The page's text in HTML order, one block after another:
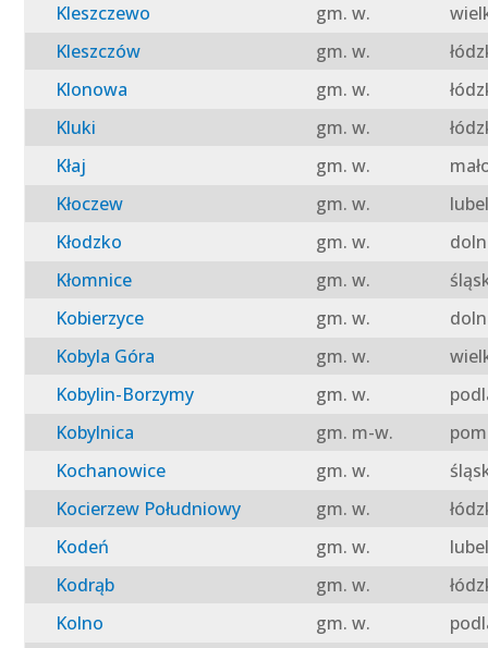
Kleszczewo
gm. w.
Kleszczów
gm. w.
Klonowa
gm. w.
Kluki
gm. w.
Kłaj
gm. w.
Kłoczew
gm. w.
Kłodzko
gm. w.
Kłomnice
gm. w.
Kobierzyce
gm. w.
Kobyla Góra
gm. w.
Kobylin-Borzymy
gm. w.
Kobylnica
gm. m-w.
Kochanowice
gm. w.
Kocierzew Południowy
gm. w.
Kodeń
gm. w.
Kodrąb
gm. w.
Kolno
gm. w.